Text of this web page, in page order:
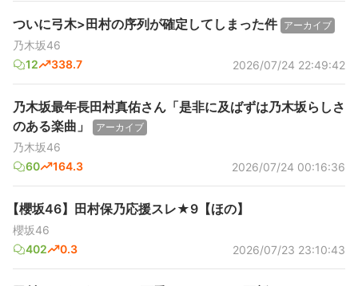
ついに弓木>田村の序列が確定してしまった件 アーカイブ
乃木坂46
12
338.7 2026/07/24 22:49:42
乃木坂最年長田村真佑さん「是非に及ばずは乃木坂らしさ
のある楽曲」
アーカイブ
乃木坂46
60
164.3 2026/07/24 00:16:36
【櫻坂46】田村保乃応援スレ★9【ほの】
櫻坂46
402
0.3 2026/07/23 23:10:43